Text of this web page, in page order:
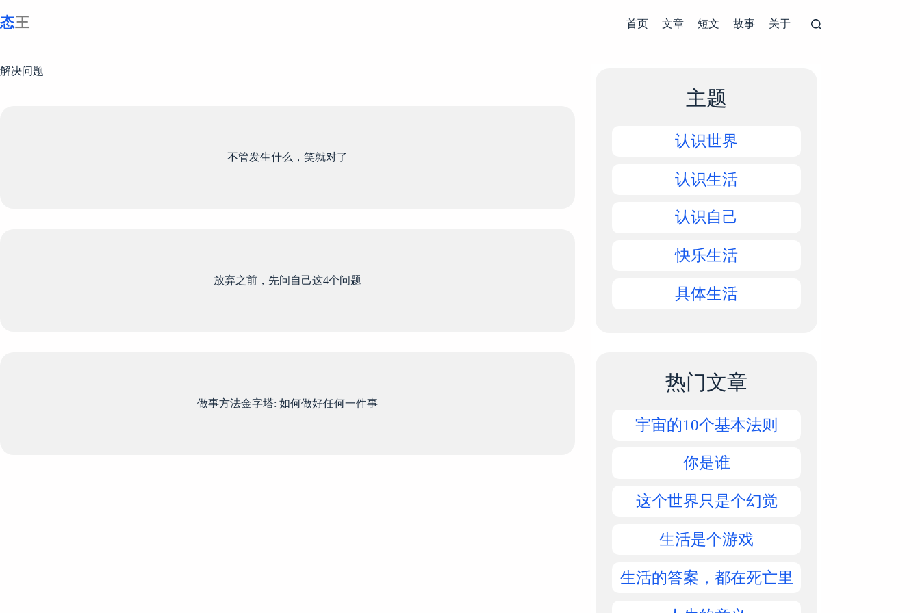
至
首页 文章 短文 故事 关于
解决问题
不管发生什么，笑就对了
放弃之前，先问自己这4个问题
做事方法金字塔: 如何做好任何一件事
主题
认识世界
认识生活
认识自己
快乐生活
具体生活
热门文章
宇宙的10个基本法则
你是谁
这个世界只是个幻觉
生活是个游戏
生活的答案，都在死亡里